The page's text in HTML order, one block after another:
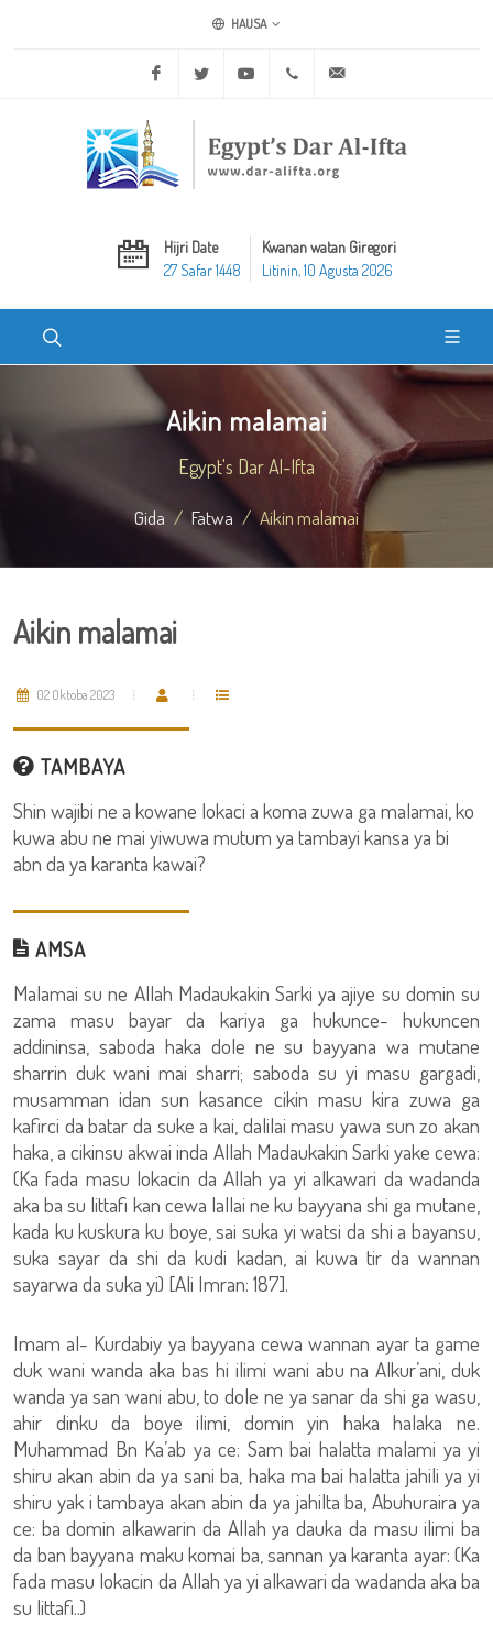
HAUSA
Facebook Twitter Youtube +20 2 25970400
Hijri Date
27 Safar 1448
Kwanan watan Giregori
Litinin, 10 Agusta 2026
Aikin malamai
Egypt's Dar Al-Ifta
Gida Fatwa Aikin malamai
Aikin malamai
02 Oktoba 2023
TAMBAYA
Shin wajibi ne a kowane lokaci a koma zuwa ga malamai, ko
kuwa abu ne mai yiwuwa mutum ya tambayi kansa ya bi
abn da ya karanta kawai?
AMSA
Malamai su ne Allah Madaukakin Sarki ya ajiye su domin su
zama masu bayar da kariya ga hukunce- hukuncen
addininsa, saboda haka dole ne su bayyana wa mutane
sharrin duk wani mai sharri; saboda su yi masu gargadi,
musamman idan sun kasance cikin masu kira zuwa ga
kafirci da batar da suke a kai, dalilai masu yawa sun zo akan
haka, a cikinsu akwai inda Allah Madaukakin Sarki yake cewa:
(Ka fada masu lokacin da Allah ya yi alkawari da wadanda
aka ba su littafi kan cewa lallai ne ku bayyana shi ga mutane,
kada ku kuskura ku boye, sai suka yi watsi da shi a bayansu,
suka sayar da shi da kudi kadan, ai kuwa tir da wannan
sayarwa da suka yi) [Ali Imran: 187].
Imam al- Kurdabiy ya bayyana cewa wannan ayar ta game
duk wani wanda aka bas hi ilimi wani abu na Alkur’ani, duk
wanda ya san wani abu, to dole ne ya sanar da shi ga wasu,
ahir dinku da boye ilimi, domin yin haka halaka ne.
Muhammad Bn Ka’ab ya ce: Sam bai halatta malami ya yi
shiru akan abin da ya sani ba, haka ma bai halatta jahili ya yi
shiru yak i tambaya akan abin da ya jahilta ba, Abuhuraira ya
ce: ba domin alkawarin da Allah ya dauka da masu ilimi ba
da ban bayyana maku komai ba, sannan ya karanta ayar: (Ka
fada masu lokacin da Allah ya yi alkawari da wadanda aka ba
su littafi..)